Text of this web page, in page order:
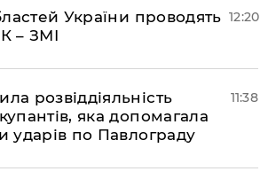
України проводять
– ЗМІ
12:20
розвіддіяльність
яка допомагала
ударів по Павлограду
11:38